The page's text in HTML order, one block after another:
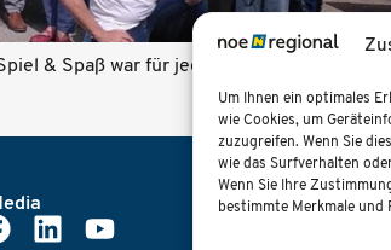
Um Ihnen ein optimales
wie Cookies, um
zuzugreifen. Wenn Sie
wie das Surfverhalten
Wenn Sie Ihre
bestimmte Merkmale
& Spaß war für jeden, ob Groß und Klein,
Weitere